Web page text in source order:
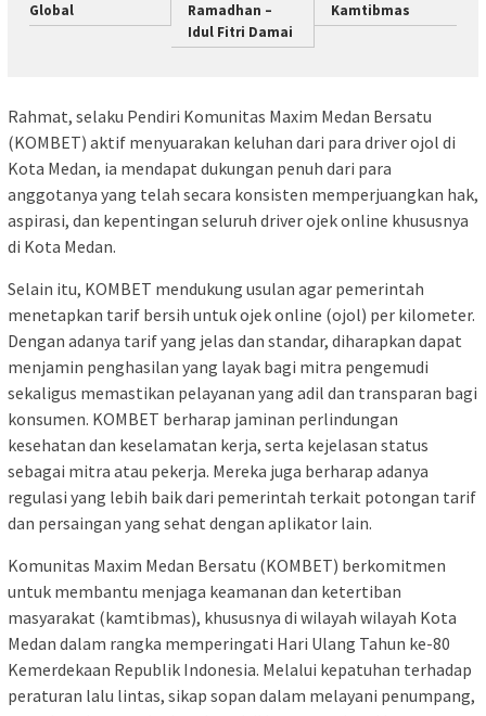
Global
Ramadhan –
Idul Fitri Damai
Kamtibmas
Rahmat, selaku Pendiri Komunitas Maxim Medan Bersatu
(KOMBET) aktif menyuarakan keluhan dari para driver ojol di
Kota Medan, ia mendapat dukungan penuh dari para
anggotanya yang telah secara konsisten memperjuangkan hak,
aspirasi, dan kepentingan seluruh driver ojek online khususnya
di Kota Medan.
Selain itu, KOMBET mendukung usulan agar pemerintah
menetapkan tarif bersih untuk ojek online (ojol) per kilometer.
Dengan adanya tarif yang jelas dan standar, diharapkan dapat
menjamin penghasilan yang layak bagi mitra pengemudi
sekaligus memastikan pelayanan yang adil dan transparan bagi
konsumen. KOMBET berharap jaminan perlindungan
kesehatan dan keselamatan kerja, serta kejelasan status
sebagai mitra atau pekerja. Mereka juga berharap adanya
regulasi yang lebih baik dari pemerintah terkait potongan tarif
dan persaingan yang sehat dengan aplikator lain.
Komunitas Maxim Medan Bersatu (KOMBET) berkomitmen
untuk membantu menjaga keamanan dan ketertiban
masyarakat (kamtibmas), khususnya di wilayah wilayah Kota
Medan dalam rangka memperingati Hari Ulang Tahun ke-80
Kemerdekaan Republik Indonesia. Melalui kepatuhan terhadap
peraturan lalu lintas, sikap sopan dalam melayani penumpang,